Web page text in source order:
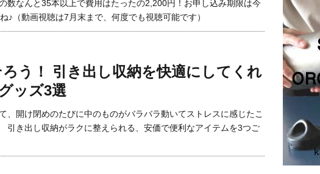
数なんと35本以上で費用はたったの2,200円！お申し込み期限は今
♪（動画視聴は7月末まで、何度でも視聴可能です）
う！ 引き出し収納を快適にしてくれ
ッズ3選
、開け閉めのたびに中のものがバラバラ動いてストレスに感じたこ
引き出し収納がラクに整えられる、安価で便利なアイテムを3つご